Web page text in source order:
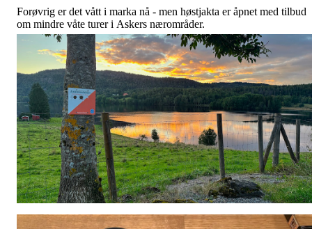
Forøvrig er det vått i marka nå - men høstjakta er åpnet med tilbud
om mindre våte turer i Askers nærområder.